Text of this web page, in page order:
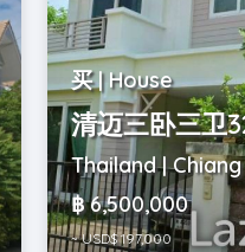
买 | House
清迈三卧三卫
Thailand |
฿ 6,500,000
~ USD$ 197,000